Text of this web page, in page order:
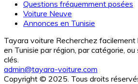
Questions fréquemment posées
Voiture Neuve
Annonces en Tunisie
Tayara voiture Recherchez facilement
en Tunisie par région, par catégorie,
clés.
admin@tayara-voiture.com
Copyright © 2025. Tous droits